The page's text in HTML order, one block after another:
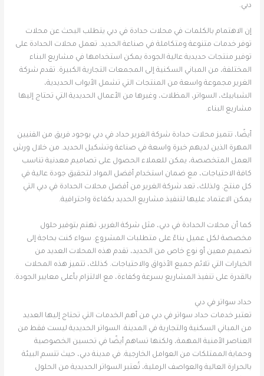
دبي.
إن الاهتمام بالكلمات في محلات حدادة في دبي يتطلب البحث عن محلات
توفر خدمات متنوعة ومتكاملة في صناعة الحديد. تعمل محلات الحدادة على
توفير منتجات حديدية عالية الجودة يمكن استخدامها في مشاريع البناء
المختلفة، من المباني السكنية إلى المجمعات التجارية الكبيرة. تقدم شركة
الغرير مجموعة واسعة من المنتجات التي تشمل الأبواب الحديدية،
الشبابيك، السواتر، المظلات، وغيرها من الأعمال الحديدية التي تحتاج إليها
مشاريع البناء.
أيضًا، تتميز محلات حدادة شركة الغرير حداد في دبي بوجود فريق من الفنيين
المهرة الذين لديهم خبرة واسعة في صناعة وتشكيل الحديد. من خلال ورش
العمل المتخصصة، يمكن للعملاء الحصول على تصاميم معدنية تناسب
كافة الاحتياجات، مع ضمان استخدام أفضل المواد لتحقيق جودة عالية في
كل منتج. ولذلك، تعد شركة الغرير من أفضل محلات الحدادة في دبي التي
يمكن الاعتماد عليها لتنفيذ مشاريع الحديد بكفاءة واحترافية.
كما أن محلات الحدادة في دبي، مثل شركة الغرير، تهتم بتوفير حلول
مخصصة لكل عميل بناءً على متطلبات المشروع. سواء كنت بحاجة إلى
تصميم معين أو نوع خاص من الحديد، تقدم هذه المحلات العديد من
الخيارات التي تلائم جميع الأذواق والاحتياجات. كذلك، تتميز هذه المحلات
بالقدرة على تنفيذ المشاريع بسرعة وكفاءة، مع الالتزام بأعلى معايير الجودة.
حداد سواتر في دبي
تعتبر خدمات حداد سواتر في دبي من أهم الخدمات التي تحتاج إليها العديد
من المباني السكنية والتجارية في المدينة. السواتر الحديدية ليست فقط من
العناصر الأمنية المهمة، ولكنها تساهم أيضًا في تحسين الخصوصية
وحماية الممتلكات من العوامل الخارجية. في مدينة دبي، حيث تتسم البيئة
بالحرارة العالية والعواصف الرملية، تُعتبر السواتر الحديدية من الحلول